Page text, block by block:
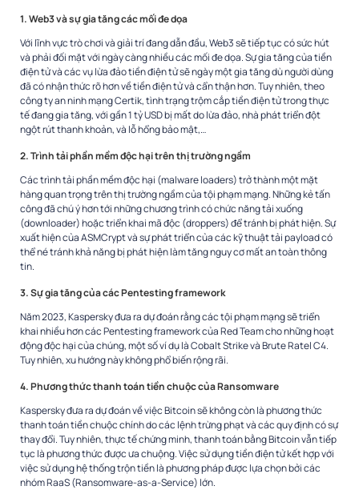
1. Web3 và sự gia tăng các mối đe dọa
Với lĩnh vực trò chơi và giải trí đang dẫn đầu, Web3 sẽ tiếp tục có sức hút
và phải đối mặt với ngày càng nhiều các mối đe dọa. Sự gia tăng của tiền
điện tử và các vụ lừa đảo tiền điện tử sẽ ngày một gia tăng dù người dùng
đã có nhận thức rõ hơn về tiền điện tử và cẩn thận hơn. Tuy nhiên, theo
công ty an ninh mạng Certik, tình trạng trộm cắp tiền điện tử trong thực
tế đang gia tăng, với gần 1 tỷ USD bị mất do lừa đảo,nhà phát triển đột
ngột rút thanh khoản, và lỗ hổng bảo mật,…
2. Trình tải phần mềm độc hại trên thị trường ngầm
Các trình tải phần mềm độc hại (malware loaders) trở thành một mặt
hàng quan trọng trên thị trường ngầm của tội phạm mạng. Những kẻ tấn
công đã chú ý hơn tới những chương trình có chức năng tải xuống
(downloader) hoặc triển khai mã độc (droppers) để tránh bị phát hiện. Sự
xuất hiện của ASMCrypt và sự phát triển của các kỹ thuật tải payload có
thể né tránh khả năng bị phát hiện làm tăng nguy cơ mất an toàn thông
tin.
3. Sự gia tăng của các Pentesting framework
Năm 2023, Kaspersky đưa ra dự đoán rằng các tội phạm mạng sẽ triển
khai nhiều hơn các Pentesting framework của Red Team cho những hoạt
động độc hại của chúng, một số ví dụ là Cobalt Strike và Brute Ratel C4.
Tuy nhiên, xu hướng này không phổ biến rộng rãi.
4. Phương thức thanh toán tiền chuộc của Ransomware
Kaspersky đưa ra dự đoán về việc Bitcoin sẽ không còn là phương thức
thanh toán tiền chuộc chính do các lệnh trừng phạt và các quy định có sự
thay đổi. Tuy nhiên, thực tế chứng minh, thanh toán bằng Bitcoin vẫn tiếp
tục làphương thức được ưa chuộng. Việc sử dụng tiền điện tử kết hợp với
việc sử dụng hệ thống trộn tiền là phương pháp được lựa chọn bởi các
nhóm RaaS (Ransomware-as-a-Service) lớn.